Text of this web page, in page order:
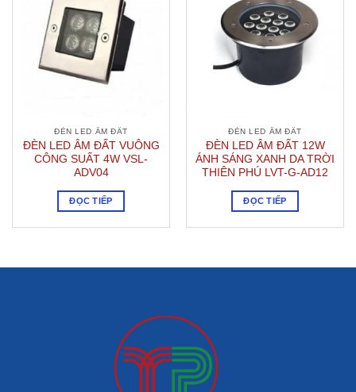
ĐÈN LED ÂM ĐẤT
ĐÈN LED ÂM ĐẤT VUÔNG
CÔNG SUẤT 4W VSL-
ADV04
ĐỌC TIẾP
ĐÈN LED ÂM ĐẤT
ĐÈN LED ÂM ĐẤT 12W
ÁNH SÁNG XANH DA TRỜI
THIÊN PHÚ LVT-G-AD12
ĐỌC TIẾP